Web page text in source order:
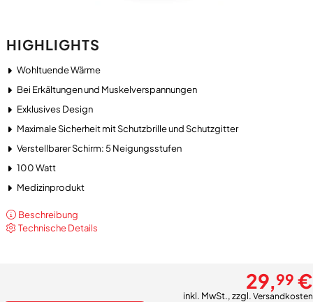
HIGHLIGHTS
Wohltuende Wärme
Bei Erkältungen und Muskelverspannungen
Exklusives Design
Maximale Sicherheit mit Schutzbrille und Schutzgitter
Verstellbarer Schirm: 5 Neigungsstufen
100 Watt
Medizinprodukt
Beschreibung
Technische Details
29,99 €
inkl. MwSt., zzgl. Versandkosten